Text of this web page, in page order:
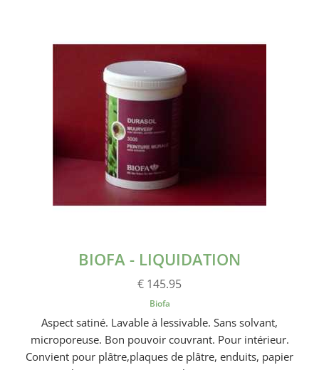
BIOFA - LIQUIDATION
€ 145.95
Biofa
Aspect satiné. Lavable à lessivable. Sans solvant,
microporeuse. Bon pouvoir couvrant. Pour intérieur.
Convient pour plâtre,plaques de plâtre, enduits, papier